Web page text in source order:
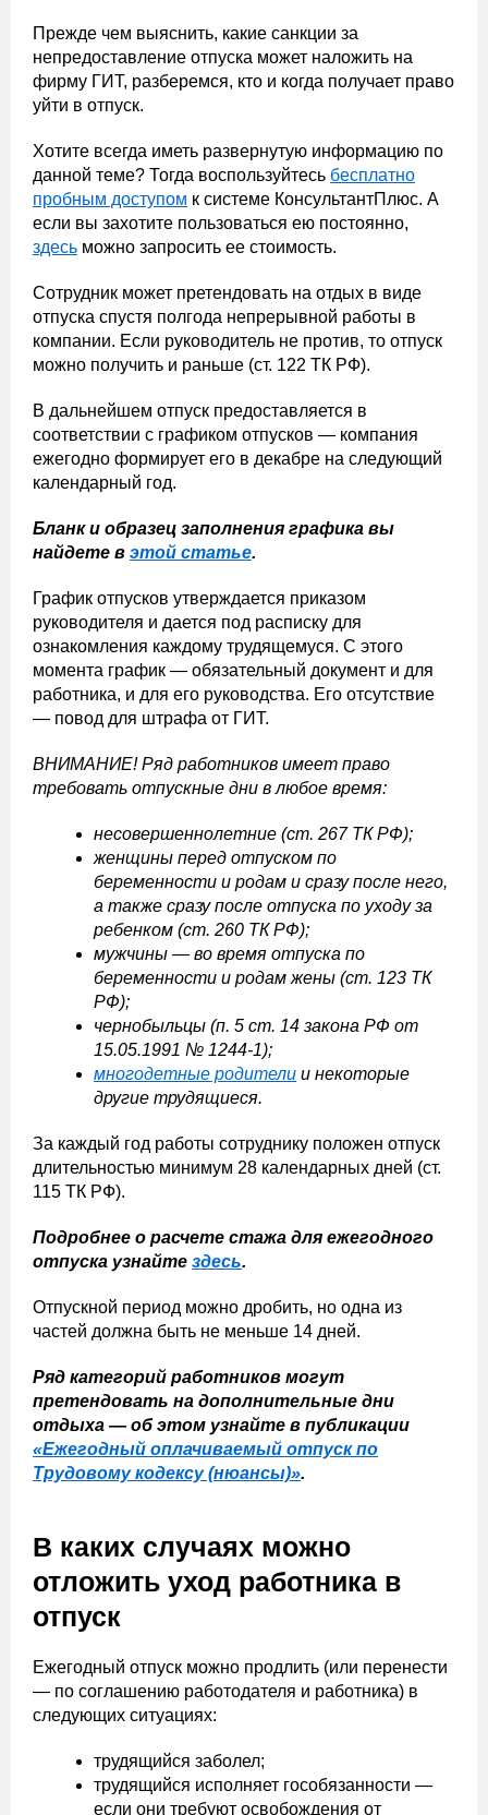
Прежде чем выяснить, какие санкции за
непредоставление отпуска может наложить на
фирму ГИТ, разберемся, кто и когда получает право
уйти в отпуск.
Хотите всегда иметь развернутую информацию по
данной теме? Тогда воспользуйтесь бесплатно
пробным доступом к системе КонсультантПлюс. А
если вы захотите пользоваться ею постоянно,
здесь можно запросить ее стоимость.
Сотрудник может претендовать на отдых в виде
отпуска спустя полгода непрерывной работы в
компании. Если руководитель не против, то отпуск
можно получить и раньше (ст. 122 ТК РФ).
В дальнейшем отпуск предоставляется в
соответствии с графиком отпусков — компания
ежегодно формирует его в декабре на следующий
календарный год.
Бланк и образец заполнения графика вы
найдете в этой статье.
График отпусков утверждается приказом
руководителя и дается под расписку для
ознакомления каждому трудящемуся. С этого
момента график — обязательный документ и для
работника, и для его руководства. Его отсутствие
— повод для штрафа от ГИТ.
ВНИМАНИЕ! Ряд работников имеет право
требовать отпускные дни в любое время:
несовершеннолетние (ст. 267 ТК РФ);
женщины перед отпуском по
беременности и родам и сразу после него,
а также сразу после отпуска по уходу за
ребенком (ст. 260 ТК РФ);
мужчины — во время отпуска по
беременности и родам жены (ст. 123 ТК
РФ);
чернобыльцы (п. 5 ст. 14 закона РФ от
15.05.1991 № 1244-1);
многодетные родители и некоторые
другие трудящиеся.
За каждый год работы сотруднику положен отпуск
длительностью минимум 28 календарных дней (ст.
115 ТК РФ).
Подробнее о расчете стажа для ежегодного
отпуска узнайте здесь.
Отпускной период можно дробить, но одна из
частей должна быть не меньше 14 дней.
Ряд категорий работников могут
претендовать на дополнительные дни
отдыха — об этом узнайте в публикации
«Ежегодный оплачиваемый отпуск по
Трудовому кодексу (нюансы)».
В каких случаях можно
отложить уход работника в
отпуск
Ежегодный отпуск можно продлить (или перенести
— по соглашению работодателя и работника) в
следующих ситуациях:
трудящийся заболел;
трудящийся исполняет гособязанности —
если они требуют освобождения от